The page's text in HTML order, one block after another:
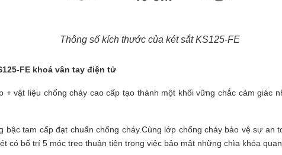
Thông số kích thước của két sắt KS125-FE
FE khoá vân tay điện tử
+ vật liệu chống cháy cao cấp tạo thành một khối vững chắc cảm giác
bậc tam cấp đạt chuẩn chống cháy.Cùng lớp chống cháy bảo vệ sự an
có bố trí 5 móc treo thuận tiện trong việc bảo mật những chìa khóa quan